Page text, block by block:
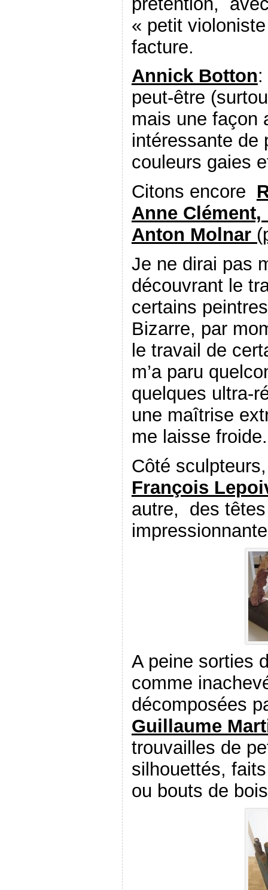
« petit
facture.
Annick Botton
peut-être
mais une façon
intéressante de
couleurs gaies
Citons encore
Anne
Anton Molnar
Je ne dirai pas
découvrant le
certains
Bizarre, par
le travail de
m’a paru
quelques ultra-
une maîtrise
me laisse
Côté
François
autre, des
A peine sorties
comme
décomposées
Guillaume
trouvailles de
silhouettés,
ou bouts de